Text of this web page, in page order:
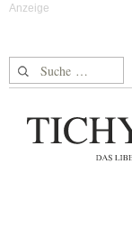
Suche nach: